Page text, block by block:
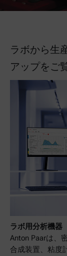
ラボから生
アップをご
ラボ用分析機器
Anton Paarは、
合成装置、粘度